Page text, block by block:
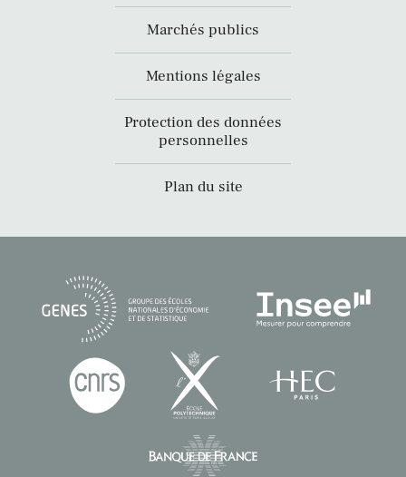
Marchés publics
Mentions légales
Protection des données
personnelles
Plan du site